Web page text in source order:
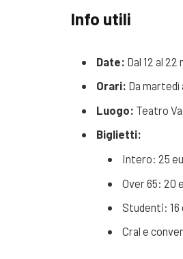
Info utili
Date: Dal 12 al
Orari: Da
Luogo: Teatro
Biglietti:
Intero: 25
Over 65: 20
Studenti: 16
Cral e